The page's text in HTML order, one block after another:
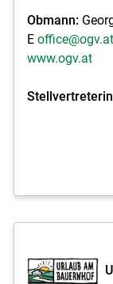
Obmann:
E office@ogv.at
www.ogv.at